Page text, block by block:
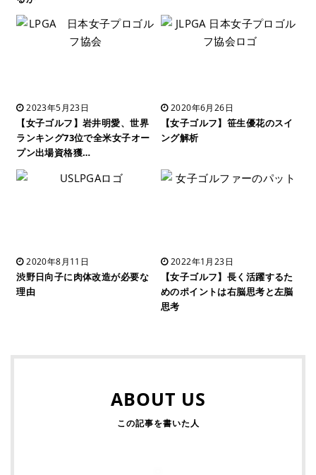
2023年5月23日
【女子ゴルフ】岩井明愛、世界
ランキング73位で全米女子オー
プン出場資格獲…
2020年6月26日
【女子ゴルフ】笹生優花のスイ
ング解析
2020年8月11日
渋野日向子に肉体改造が必要な
理由
2022年1月23日
【女子ゴルフ】長く活躍するた
めのポイントは右脳思考と左脳
思考
ABOUT US